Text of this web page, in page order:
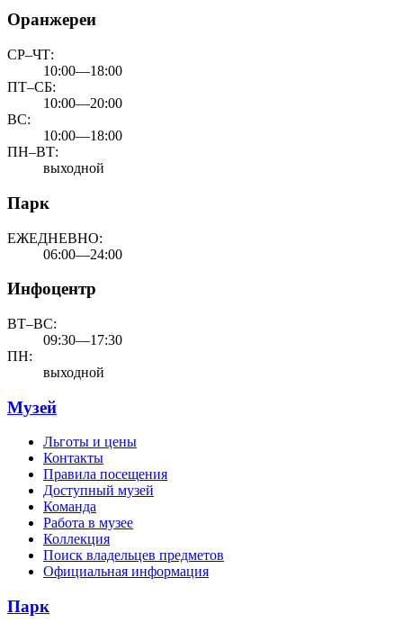
Оранжереи
СР–ЧТ:
10:00—18:00
ПТ–СБ:
10:00—20:00
ВС:
10:00—18:00
ПН–ВТ:
выходной
Парк
ЕЖЕДНЕВНО:
06:00—24:00
Инфоцентр
ВТ–ВС:
09:30—17:30
ПН:
выходной
Музей
Льготы и цены
Контакты
Правила посещения
Доступный музей
Команда
Работа в музее
Коллекция
Поиск владельцев предметов
Официальная информация
Парк